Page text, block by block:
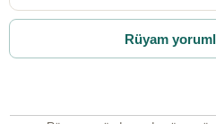
Rüyam